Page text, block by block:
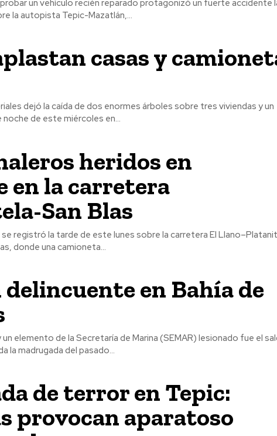
un vehículo recién reparado protagonizó un fuerte accidente
tarde de ayer jueves sobre la autopista Tepic-Mazatlán,...
casas y
dejó la caída de dos enormes árboles sobre tres viviendas y un
de este miércoles en...
heridos en
en la carretera
San Blas
registró la tarde de este lunes sobre la carretera El
donde una camioneta...
en Bahía de
elemento de la Secretaría de Marina (SEMAR) lesionado fue el
la madrugada del pasado...
de terror en Tepic:
provocan aparatoso